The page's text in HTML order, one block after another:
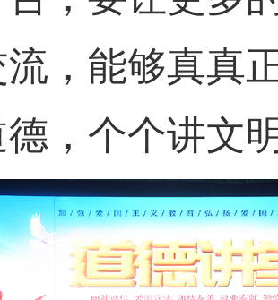
， 能够真真
，个个讲文